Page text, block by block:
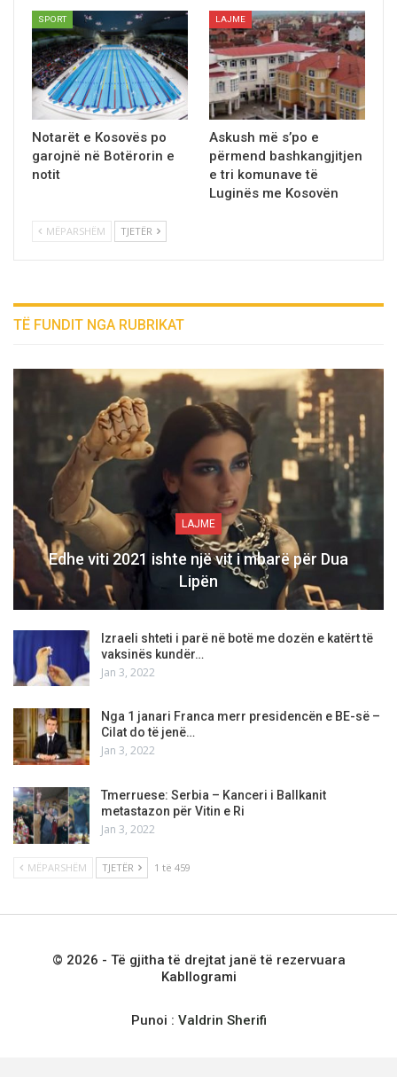
SPORT
Notarët e Kosovës po
garojnë në Botërorin e
notit
LAJME
Askush mё s’po e
përmend bashkangjitjen
e tri komunave tё
Luginёs me Kosovën
MËPARSHËM TJETËR
TË FUNDIT NGA RUBRIKAT
LAJME
Edhe viti 2021 ishte një vit i mbarë për Dua
Lipën
Izraeli shteti i parë në botë me dozën e katërt të
vaksinës kundër…
Jan 3, 2022
Nga 1 janari Franca merr presidencën e BE-së –
Cilat do të jenë…
Jan 3, 2022
Tmerruese: Serbia – Kanceri i Ballkanit
metastazon për Vitin e Ri
Jan 3, 2022
MËPARSHËM TJETËR 1 të 459
© 2026 - Të gjitha të drejtat janë të rezervuara
Kabllogrami
Punoi : Valdrin Sherifi